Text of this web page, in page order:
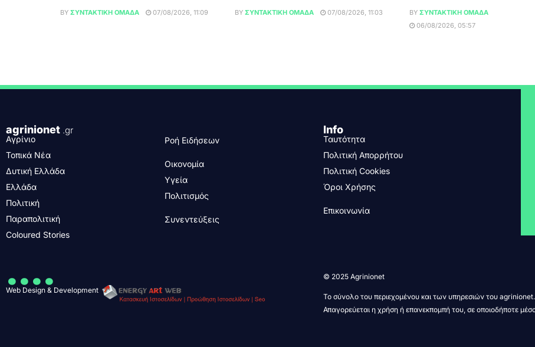
BY ΣΥΝΤΑΚΤΙΚΉ ΟΜΆΔΑ 07/08/2026, 11:09 BY ΣΥΝΤΑΚΤΙΚΉ ΟΜΆΔΑ 07/08/2026, 11:03 BY ΣΥΝΤΑΚΤΙΚΉ ΟΜΆΔΑ
06/08/2026, 05:57
agrinionet .gr
Αγρίνιο
Τοπικά Νέα
Δυτική Ελλάδα
Ελλάδα
Πολιτική
Παραπολιτική
Coloured Stories
Ροή Ειδήσεων
Οικονομία
Υγεία
Πολιτισμός
Συνεντεύξεις
Info
Ταυτότητα
Πολιτική Απορρήτου
Πολιτική Cookies
Όροι Χρήσης
Επικοινωνία
....
Web Design & Development
© 2025 Agrinionet
Το σύνολο του περιεχομένου και των υπηρεσιών του
Απαγορεύεται η χρήση ή επανεκπομπή του, σε οποιοδήποτε